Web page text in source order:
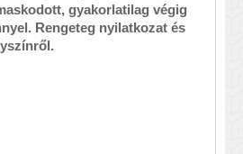
gyakorlatilag végig
Rengeteg nyilatkozat és